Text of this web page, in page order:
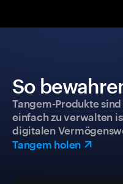
So
Tangem-Produkte
einfach zu verwalten
digitalen
Tangem holen